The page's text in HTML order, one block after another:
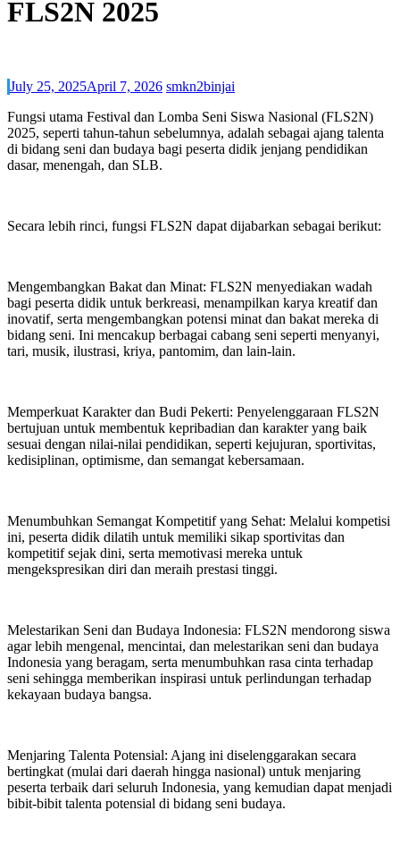
FLS2N 2025
July 25, 2025April 7, 2026 smkn2binjai
Fungsi utama Festival dan Lomba Seni Siswa Nasional (FLS2N)
2025, seperti tahun-tahun sebelumnya, adalah sebagai ajang talenta
di bidang seni dan budaya bagi peserta didik jenjang pendidikan
dasar, menengah, dan SLB.
Secara lebih rinci, fungsi FLS2N dapat dijabarkan sebagai berikut:
Mengembangkan Bakat dan Minat: FLS2N menyediakan wadah
bagi peserta didik untuk berkreasi, menampilkan karya kreatif dan
inovatif, serta mengembangkan potensi minat dan bakat mereka di
bidang seni. Ini mencakup berbagai cabang seni seperti menyanyi,
tari, musik, ilustrasi, kriya, pantomim, dan lain-lain.
Memperkuat Karakter dan Budi Pekerti: Penyelenggaraan FLS2N
bertujuan untuk membentuk kepribadian dan karakter yang baik
sesuai dengan nilai-nilai pendidikan, seperti kejujuran, sportivitas,
kedisiplinan, optimisme, dan semangat kebersamaan.
Menumbuhkan Semangat Kompetitif yang Sehat: Melalui kompetisi
ini, peserta didik dilatih untuk memiliki sikap sportivitas dan
kompetitif sejak dini, serta memotivasi mereka untuk
mengekspresikan diri dan meraih prestasi tinggi.
Melestarikan Seni dan Budaya Indonesia: FLS2N mendorong siswa
agar lebih mengenal, mencintai, dan melestarikan seni dan budaya
Indonesia yang beragam, serta menumbuhkan rasa cinta terhadap
seni sehingga memberikan inspirasi untuk perlindungan terhadap
kekayaan budaya bangsa.
Menjaring Talenta Potensial: Ajang ini diselenggarakan secara
bertingkat (mulai dari daerah hingga nasional) untuk menjaring
peserta terbaik dari seluruh Indonesia, yang kemudian dapat menjadi
bibit-bibit talenta potensial di bidang seni budaya.